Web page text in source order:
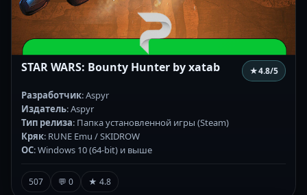
STAR WARS: Bounty Hunter by xatab ★4.8/5
Разработчик: Aspyr
Издатель: Aspyr
Тип релиза: Папка установленной игры (Steam)
Кряк: RUNE Emu / SKIDROW
ОС: Windows 10 (64-bit) и выше
507 💬 0 ★ 4.8